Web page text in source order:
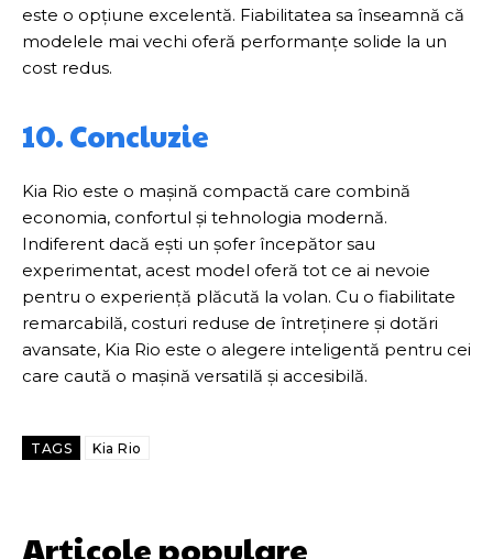
este o opțiune excelentă. Fiabilitatea sa înseamnă că
modelele mai vechi oferă performanțe solide la un
cost redus.
10. Concluzie
Kia Rio este o mașină compactă care combină
economia, confortul și tehnologia modernă.
Indiferent dacă ești un șofer începător sau
experimentat, acest model oferă tot ce ai nevoie
pentru o experiență plăcută la volan. Cu o fiabilitate
remarcabilă, costuri reduse de întreținere și dotări
avansate, Kia Rio este o alegere inteligentă pentru cei
care caută o mașină versatilă și accesibilă.
TAGS Kia Rio
Articole populare